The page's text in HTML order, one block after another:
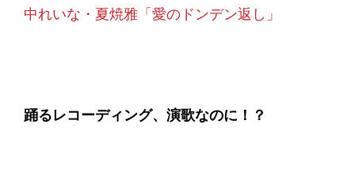
中れいな・夏焼雅「愛のドンデン返し」
踊るレコーディング、演歌なのに！？